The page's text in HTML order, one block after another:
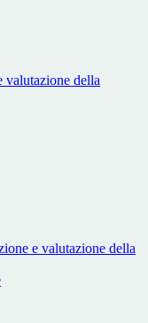
valutazione della
e valutazione della